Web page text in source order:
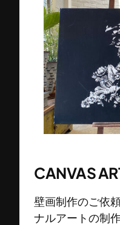
CANVAS
壁画制作のご依
ナルアートの制